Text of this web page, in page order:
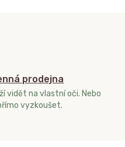
prodejna
vidět na vlastní oči. Nebo
vyzkoušet.